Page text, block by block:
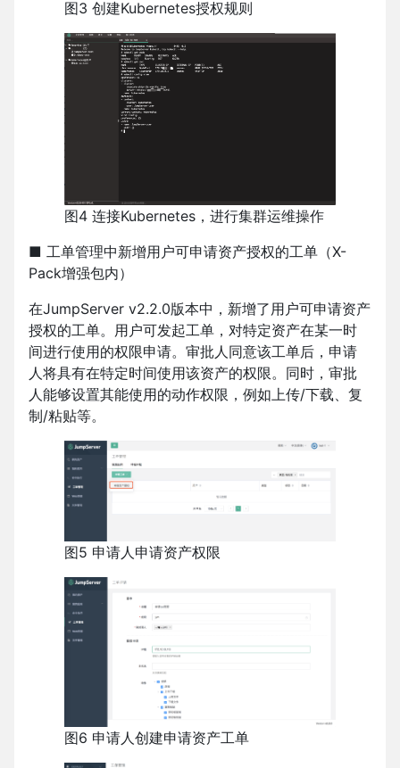
图3 创建Kubernetes授权规则
图4 连接Kubernetes，进行集群运维操作
■ 工单管理中新增用户可申请资产授权的工单（X-
Pack增强包内）
在JumpServer v2.2.0版本中，新增了用户可申请资产
授权的工单。用户可发起工单，对特定资产在某一时
间进行使用的权限申请。审批人同意该工单后，申请
人将具有在特定时间使用该资产的权限。同时，审批
人能够设置其能使用的动作权限，例如上传/下载、复
制/粘贴等。
图5 申请人申请资产权限
图6 申请人创建申请资产工单